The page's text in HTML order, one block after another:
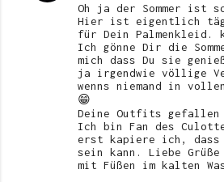
Oh ja der Sommer ist
Hier ist eigentlich
für Dein Palmenkleid.
Ich gönne Dir die
mich dass Du sie
ja irgendwie völlige
wenns niemand in
😁
Deine Outfits
Ich bin Fan des
erst kapiere ich, dass
sein kann. Liebe Grüße
mit Füßen im kalten